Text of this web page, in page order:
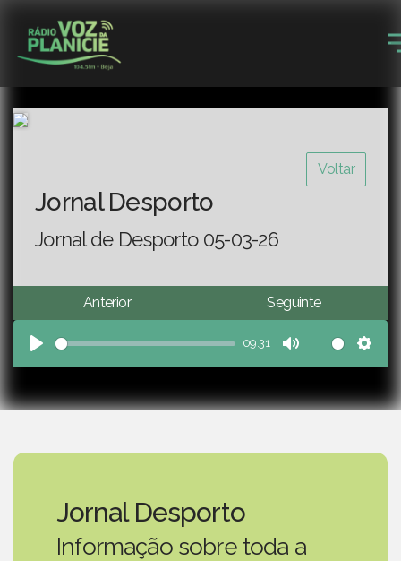
Voltar
Jornal Desporto
Jornal de Desporto 05-03-26
Anterior Seguinte
Play
09:31
Mute
Jornal Desporto
Informação sobre toda a